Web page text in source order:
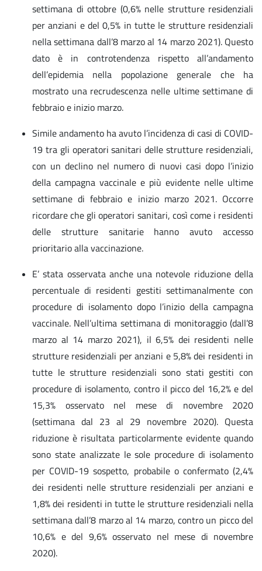
settimana di ottobre (0,6% nelle strutture residenziali
per anziani e del 0,5% in tutte le strutture residenziali
nella settimana dall’8 marzo al 14 marzo 2021). Questo
dato è in controtendenza rispetto all’andamento
dell’epidemia nella popolazione generale che ha
mostrato una recrudescenza nelle ultime settimane di
febbraio e inizio marzo.
Simile andamento ha avuto l’incidenza di casi di COVID-
19 tra gli operatori sanitari delle strutture residenziali,
con un declino nel numero di nuovi casi dopo l’inizio
della campagna vaccinale e più evidente nelle ultime
settimane di febbraio e inizio marzo 2021. Occorre
ricordare che gli operatori sanitari, così come i residenti
delle strutture sanitarie hanno avuto accesso
prioritario alla vaccinazione.
E’ stata osservata anche una notevole riduzione della
percentuale di residenti gestiti settimanalmente con
procedure di isolamento dopo l’inizio della campagna
vaccinale. Nell’ultima settimana di monitoraggio (dall’8
marzo al 14 marzo 2021), il 6,5% dei residenti nelle
strutture residenziali per anziani e 5,8% dei residenti in
tutte le strutture residenziali sono stati gestiti con
procedure di isolamento, contro il picco del 16,2% e del
15,3% osservato nel mese di novembre 2020
(settimana dal 23 al 29 novembre 2020). Questa
riduzione è risultata particolarmente evidente quando
sono state analizzate le sole procedure di isolamento
per COVID-19 sospetto, probabile o confermato (2,4%
dei residenti nelle strutture residenziali per anziani e
1,8% dei residenti in tutte le strutture residenziali nella
settimana dall’8 marzo al 14 marzo, contro un picco del
10,6% e del 9,6% osservato nel mese di novembre
2020).